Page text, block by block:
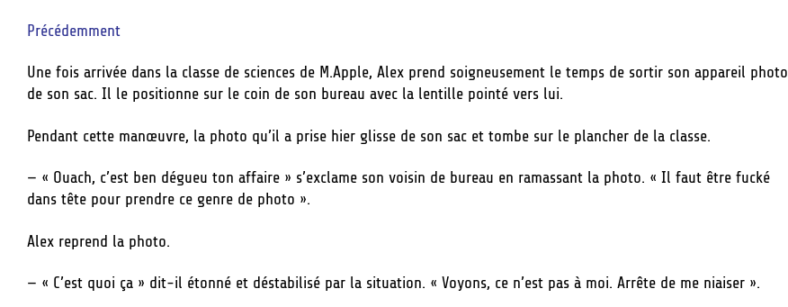
Précédemment
Une fois arrivée dans la classe de sciences de M.Apple, Alex prend soigneusement le temps de sortir son appareil photo
de son sac. Il le positionne sur le coin de son bureau avec la lentille pointé vers lui.
Pendant cette manœuvre, la photo qu’il a prise hier glisse de son sac et tombe sur le plancher de la classe.
— « Ouach, c’est ben dégueu ton affaire » s’exclame son voisin de bureau en ramassant la photo. « Il faut être fucké
dans tête pour prendre ce genre de photo ».
Alex reprend la photo.
— « C’est quoi ça » dit-il étonné et déstabilisé par la situation. « Voyons, ce n’est pas à moi. Arrête de me niaiser ».